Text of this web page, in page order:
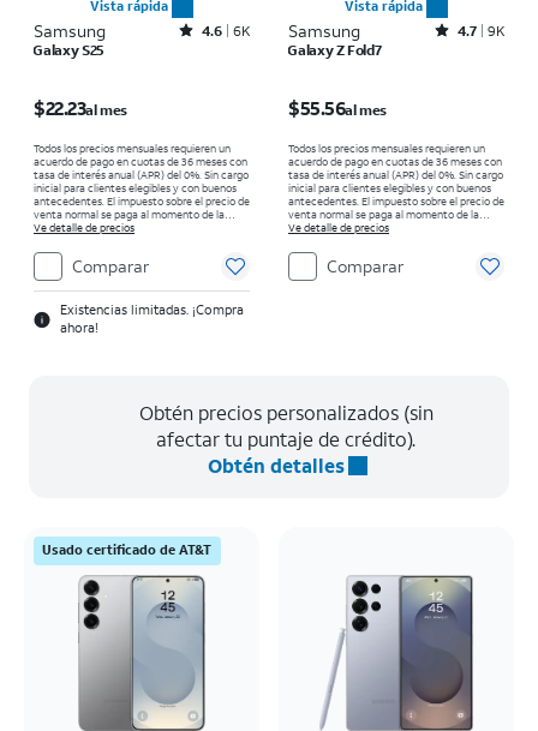
Vista rápida
Samsung Rated4.6out of 5 stars with6933reviews
4.6 6K
Galaxy S25
$22.23al mes
Todos los precios mensuales requieren un
acuerdo de pago en cuotas de 36 meses con
tasa de interés anual (APR) del 0%. Sin cargo
inicial para clientes elegibles y con buenos
antecedentes. El impuesto sobre el precio de
venta normal se paga al momento de la
compra. Existen restricciones.
Ve detalle de precios
Comparar
Existencias limitadas. ¡Compra
ahora!
Vista rápida
Samsung Rated4.7out of 5 stars with9227reviews
4.7 9K
Galaxy Z Fold7
$55.56al mes
Todos los precios mensuales requieren un
acuerdo de pago en cuotas de 36 meses con
tasa de interés anual (APR) del 0%. Sin cargo
inicial para clientes elegibles y con buenos
antecedentes. El impuesto sobre el precio de
venta normal se paga al momento de la
compra. Existen restricciones.
Ve detalle de precios
Comparar
Obtén precios personalizados (sin
afectar tu puntaje de crédito).
Obtén detalles
Usado certificado de AT&T